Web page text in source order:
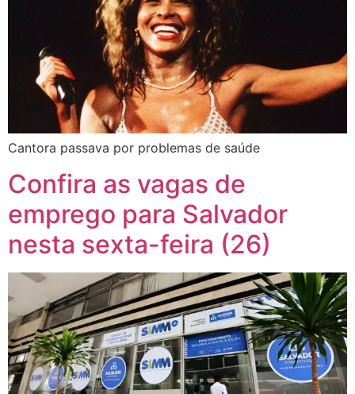
Cantora passava por problemas de saúde
Confira as vagas de
emprego para Salvador
nesta sexta-feira (26)